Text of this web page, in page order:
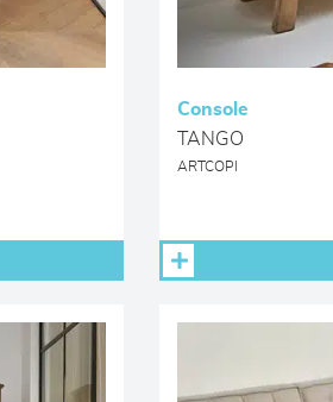
Console
TANGO
ARTCOPI